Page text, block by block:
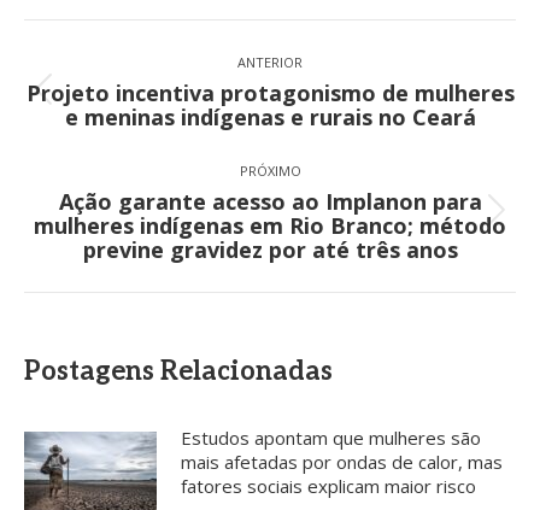
de
post:
ANTERIOR
Post
anterior:
Projeto incentiva protagonismo de mulheres
e meninas indígenas e rurais no Ceará
PRÓXIMO
Próximo
post:
Ação garante acesso ao Implanon para
mulheres indígenas em Rio Branco; método
previne gravidez por até três anos
Postagens Relacionadas
Estudos apontam que mulheres são
mais afetadas por ondas de calor, mas
fatores sociais explicam maior risco